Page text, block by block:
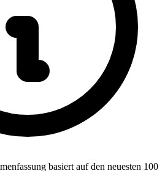
basiert auf den neuesten 100